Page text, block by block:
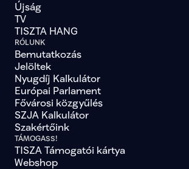
Újság
TV
TISZTA HANG
RÓLUNK
Bemutatkozás
Jelöltek
Nyugdíj Kalkulátor
Európai Parlament
Fővárosi közgyűlés
SZJA Kalkulátor
Szakértőink
TÁMOGASS!
TISZA Támogatói kártya
Webshop